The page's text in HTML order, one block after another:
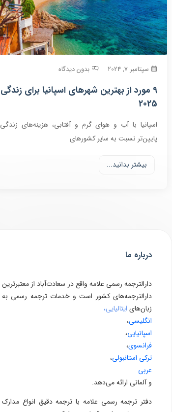
سپتامبر 7, 2024 بدون دیدگاه
9 مورد از بهترین شهرهای اسپانیا برای زندگی
2025
اسپانیا با آب و هوای گرم و آفتابی، هزینه‌های زندگی
پایین‌تر نسبت به سایر کشورهای
بیشتر بدانید...
درباره ما
دارالترجمه رسمی علامه واقع در سعادت‌آباد از معتبرترین
دارالترجمه‌های کشور است و خدمات ترجمه رسمی به
زبان‌های ایتالیایی،
انگلیسی،
اسپانیایی،
فرانسوی،
ترکی استانبولی،
عربی
و آلمانی ارائه می‌دهد.
دفتر ترجمه رسمی علامه با ترجمه دقیق انواع مدارک